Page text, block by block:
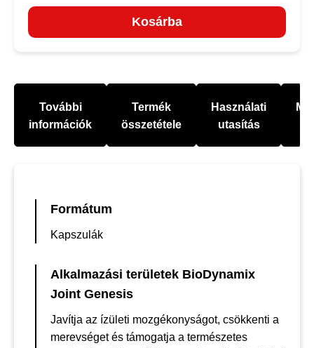
Kosárba
További
információk
Termék
összetétele
Használati
utasítás
Formátum
Kapszulák
Alkalmazási területek BioDynamix
Joint Genesis
Javítja az ízületi mozgékonyságot, csökkenti a
merevséget és támogatja a természetes